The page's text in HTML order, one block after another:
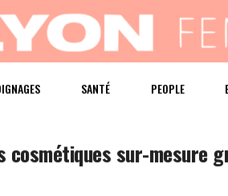
SANTÉ PEOPLE
cosmétiques sur-mesure